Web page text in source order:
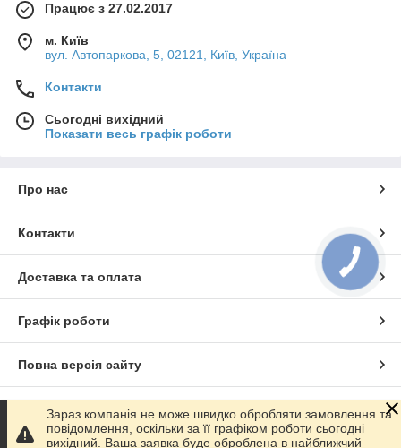
Працює з 27.02.2017
м. Київ
вул. Автопаркова, 5, 02121, Київ, Україна
Контакти
Сьогодні вихідний
Показати весь графік роботи
Про нас
Контакти
Доставка та оплата
Графік роботи
Повна версія сайту
Сайт створено на маркетплейсіProm.ua
Зараз компанія не може швидко обробляти замовлення та
повідомлення, оскільки за її графіком роботи сьогодні
вихідний. Ваша заявка буде оброблена в найближчий